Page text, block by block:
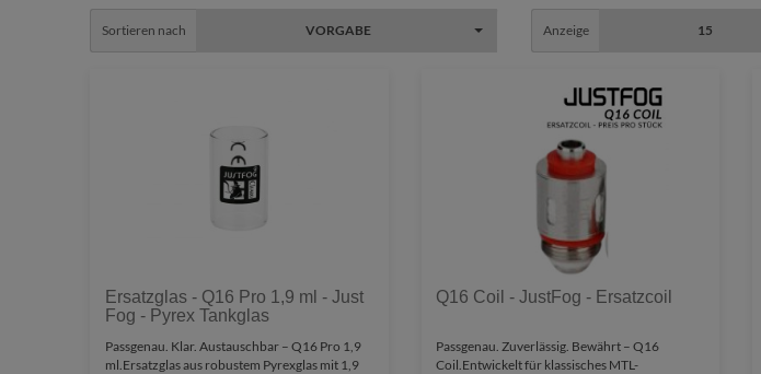
Sortieren nach VORGABE Anzeige 15
Ersatzglas - Q16 Pro 1,9 ml - Just
Fog - Pyrex Tankglas
Passgenau. Klar. Austauschbar – Q16 Pro 1,9
ml.Ersatzglas aus robustem Pyrexglas mit 1,9
Q16 Coil - JustFog - Ersatzcoil
Passgenau. Zuverlässig. Bewährt – Q16
Coil.Entwickelt für klassisches MTL-